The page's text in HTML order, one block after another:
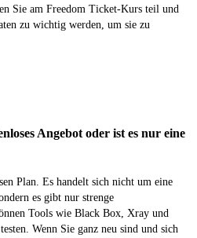
Sie am Freedom Ticket-Kurs teil und
zu wichtig werden, um sie zu
Angebot oder ist es nur eine
Plan. Es handelt sich nicht um eine
es gibt nur strenge
Tools wie Black Box, Xray und
Wenn Sie ganz neu sind und sich